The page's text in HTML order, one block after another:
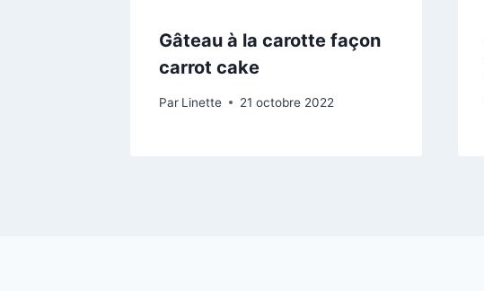
Gâteau à la carotte façon
carrot cake
Par Linette 21 octobre 2022